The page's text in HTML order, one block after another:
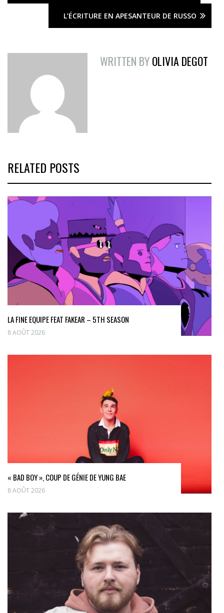
L’ÉCRITURE EN APESANTEUR DE RUSSO
WRITTEN BYOLIVIA DEGOT
RELATED POSTS
LA FINE EQUIPE FEAT FAKEAR – 5TH SEASON
8 AOÛT 2026
« BAD BOY », COUP DE GÉNIE DE YUNG BAE
8 AOÛT 2026